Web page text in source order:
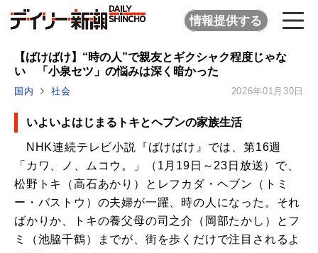
情報提供する
【ばけばけ】“時の人”で親友とギクシャク程度じゃな
い 「小泉セツ」の悩みは深く暗かった
国内 社会 2026年01月30日
いよいよはじまるトキとヘブンの家族生活
NHK連続テレビ小説『ばけばけ』では、第16週
「カワ、ノ、ムコウ。」（1月19日～23日放送）で、
松野トキ（高石あかり）とレフカダ・ヘブン（トミ
ー・バストウ）の夫婦が一躍、時の人になった。それ
ばかりか、トキの養父母の司之介（岡部たかし）とフ
ミ（池脇千鶴）までが、街を歩くだけで注目されるよ